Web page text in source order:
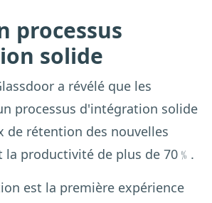
processus
solide
a révélé que les
processus d'intégration solide
de rétention des nouvelles
la productivité de plus de 70﹪ .
est la première expérience